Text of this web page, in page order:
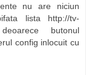
nu are niciun
lista http://tv-
deoarece butonul
config inlocuit cu